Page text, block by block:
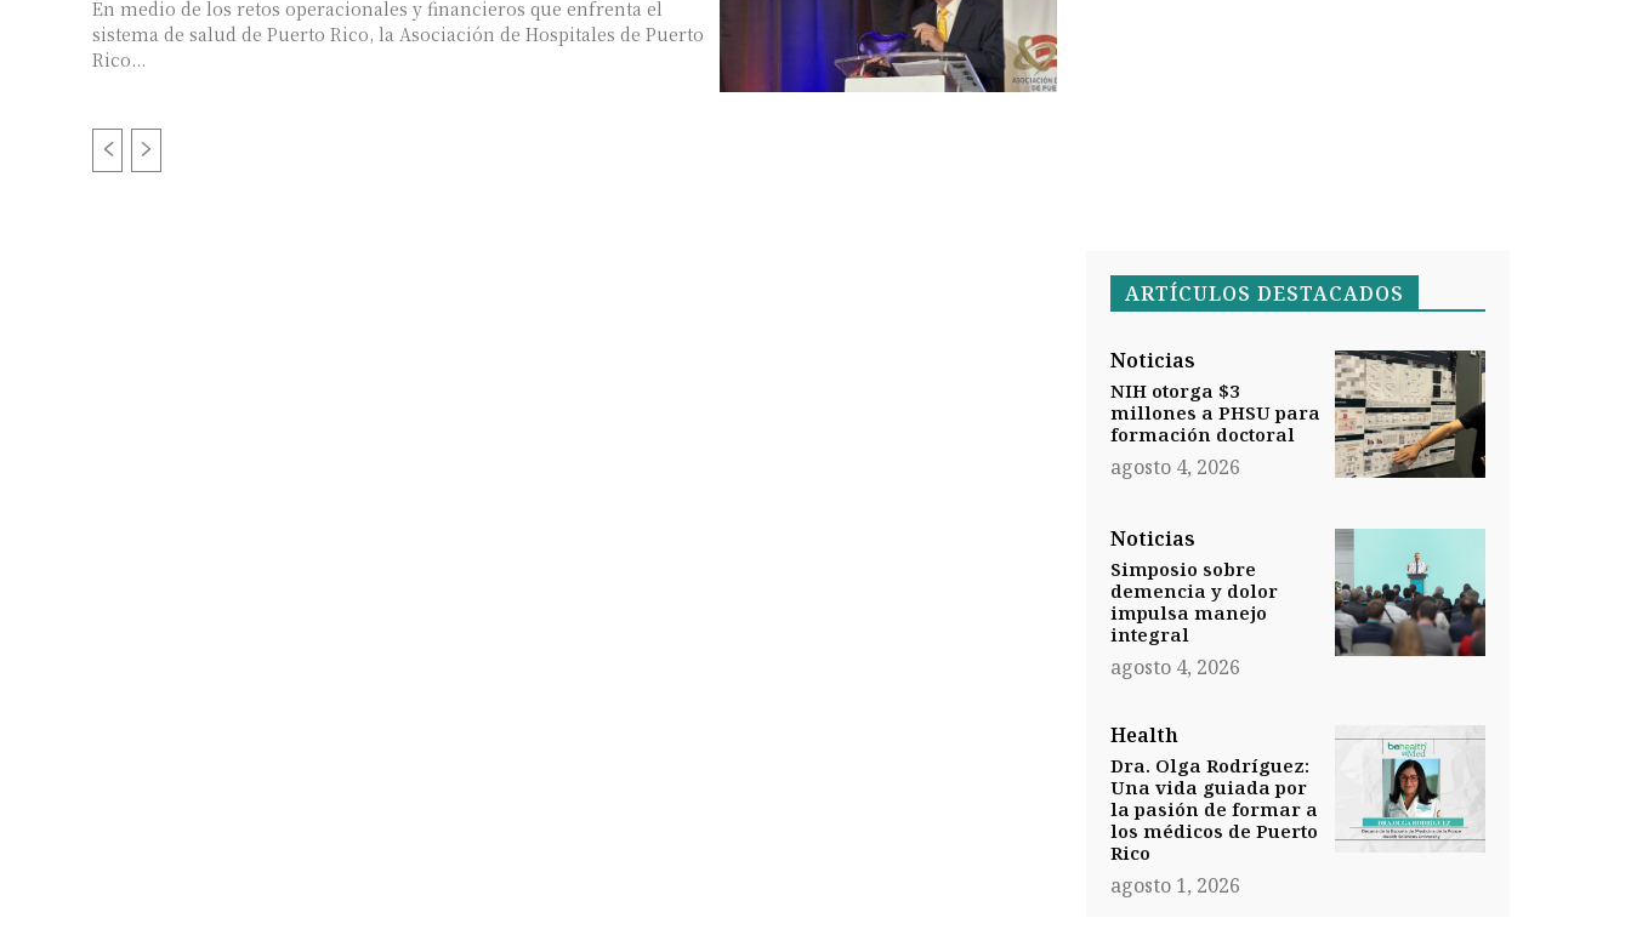
En medio de los retos operacionales y financieros que enfrenta el
sistema de salud de Puerto Rico, la Asociación de Hospitales de Puerto
Rico...
ARTÍCULOS DESTACADOS
Noticias
NIH otorga $3
millones a PHSU para
formación doctoral
agosto 4, 2026
Noticias
Simposio sobre
demencia y dolor
impulsa manejo
integral
agosto 4, 2026
Health
Dra. Olga Rodríguez:
Una vida guiada por
la pasión de formar a
los médicos de Puerto
Rico
agosto 1, 2026